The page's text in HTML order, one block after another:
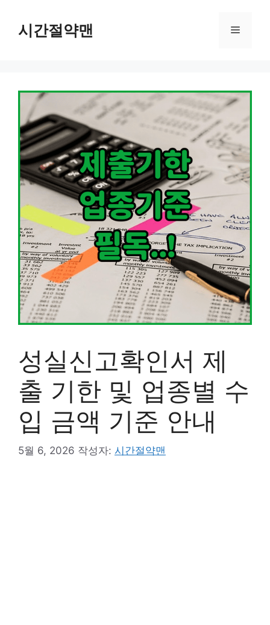
시간절약맨 메
성실신고확인서 제
출 기한 및 업종별 수
입 금액 기준 안내
5월 6, 2026 작성자: 시간절약맨